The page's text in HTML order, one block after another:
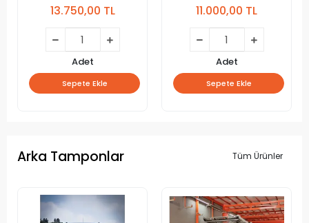
13.750,00 TL
Adet
Sepete Ekle
11.000,00 TL
Adet
Sepete Ekle
Arka Tamponlar Tüm Ürünler